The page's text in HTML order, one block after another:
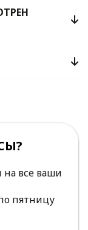
все ваши
пятницу